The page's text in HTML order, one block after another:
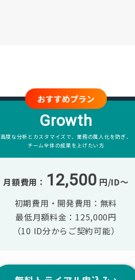
おすすめプラン
Growth
高度な分析とカスタマイズで、業務の属人化を防ぎ、
チーム全体の成果を上げたい方
月額費用： 12,500 円/ID〜
初期費用・開発費用：無料
最低月額料金：125,000円
（10 ID分からご契約可能）